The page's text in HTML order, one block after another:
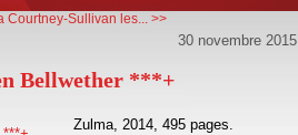
Courtney-Sullivan les... >>
30 novembre 2015
Bellwether ***+
Zulma, 2014, 495 pages.